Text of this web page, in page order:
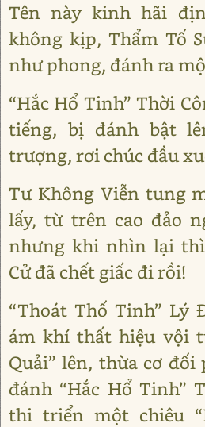
Tên này kinh hãi
không kịp, Thẩm Tố
như phong, đánh ra
“Hắc Hổ Tinh” Thời
tiếng, bị đánh bật
trượng, rơi chúc đầu
Tư Không Viễn tung
lấy, từ trên cao đảo
nhưng khi nhìn lại
Cử đã chết giấc đi rồi!
“Thoát Thố Tinh” Lý
ám khí thất hiệu vội
Quải” lên, thừa cơ
đánh “Hắc Hổ Tinh”
thi triển một chiêu